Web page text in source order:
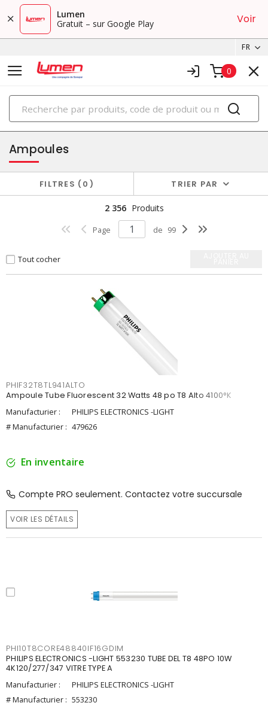
Lumen
Gratuit – sur Google Play
Voir
FR
0
PRODUITS
éclairage
Ampoules
FILTRES 0 TRIER PAR
2 356 Produits
Page de 99
Tout cocher
PHIF32T8TL941ALTO
Ampoule Tube Fluorescent 32 Watts 48 po T8 Alto 4100°K
Manufacturier :
PHILIPS ELECTRONICS -LIGHT
# Manufacturier : 479626
En inventaire
Compte PRO seulement. Contactez votre succursale
VOIR LES DÉTAILS
PHI10T8CORE48840IF16GDIM
PHILIPS ELECTRONICS -LIGHT 553230 TUBE DEL T8 48PO 10W
4K120/277/347 VITRE TYPE A
Manufacturier :
PHILIPS ELECTRONICS -LIGHT
# Manufacturier : 553230